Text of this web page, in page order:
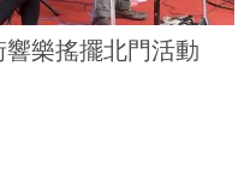
樂搖擺北門活動